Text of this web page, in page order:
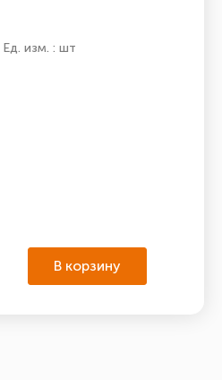
Ед. изм. : шт
В корзину